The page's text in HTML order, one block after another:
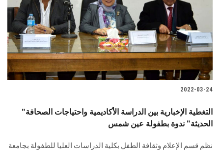
الطلاب
هيئة التدريس
الدراسات العليا
الزائـرون
2022-03-24
"التغطية الإخبارية بين الدراسة الأكاديمية واحتياجات الصحافة
الحديثة" ندوة بطفولة عين شمس
نظم قسم الإعلام وثقافة الطفل بكلية الدراسات العليا للطفولة بجامعة